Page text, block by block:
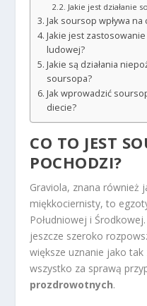
Jakie jest działanie
Jak soursop wpływa
Jakie jest
ludowej?
Jakie są działania
soursopa?
Jak wprowadzić
diecie?
CO TO JEST
POCHODZI?
Graviola, znana również
miękkociernisty, to
Południowej i
jeszcze szeroko
większe uznanie jako tak
wszystko za sprawą
prozdrowotnych.